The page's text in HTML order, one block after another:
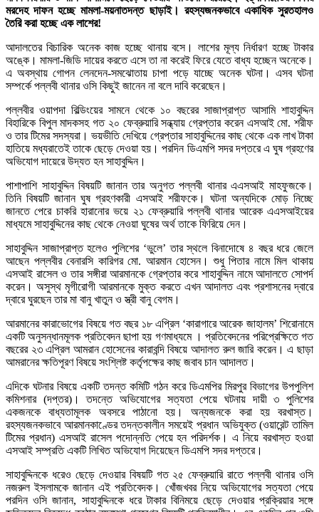
মরদেহ দাফন হচ্ছে মামলা-ময়নাতদন্ত ছাড়াই। রহস্যজনকভাবে একাধিক সুরতহালও
তৈরি করা হচ্ছে এক লাশের!
আদালতের বিচারিক অনেক কাজ হচ্ছে থানায় বসে। লাশের মূল্য নির্ধারণ হচ্ছে টাকার
অঙ্কে। মামলা-জিডি দায়ের করতে এসে তা না করেই ফিরে যেতে বাধ্য হচ্ছেন অনেকে।
এ অবস্থায় গোপন লেনদেন-সমঝোতায় চাপা পড়ে যাচ্ছে অনেক ঘটনা। এসব ঘটনা
সম্পর্কে পল্লবী থানার ওসি কিছুই জানেন না বলে দাবি করেছেন।
পল্লবীর ওয়াপদা বিল্ডিংয়ের সামনে থেকে ১০ বছরের সাজাপ্রাপ্ত আসামি শাহাবুদ্দিন
বিহারিকে বিপুল মাদকসহ গত ২০ ফেব্রুয়ারি সন্ধ্যায় গ্রেপ্তার করেন এসআই মো. শরীফ
ও তার টিমের সদস্যরা। ভয়ভীতি দেখিয়ে গ্রেপ্তার সাহাবুদ্দিনের কাছ থেকে এক লাখ টাকা
হাতিয়ে মধ্যরাতেই তাকে ছেড়ে দেওয়া হয়। পরদিন ডিএমপি সদর দপ্তরে এ ঘুষ গ্রহণের
অভিযোগ দায়েরে উদ্যত হন সাহাবুদ্দিন।
পাশাপাশি সাহাবুদ্দিন বিষয়টি জানান তার অনুগত পল্লবী থানার এএসআই মাহফুজকে।
তিনি বিষয়টি জানান ঘুষ গ্রহণকারী এসআই শরীফকে। ঘটনা অন্যদিকে মোড় নিচ্ছে
জানতে পেরে চাকরি হারানোর ভয়ে ২১ ফেব্রুয়ারি পল্লবী থানার আরেক এএসআইয়ের
মাধ্যমে সাহাবুদ্দিনের কাছ থেকে নেওয়া ঘুষের অর্থ তাকে ফিরিয়ে দেন।
সাহাবুদ্দিন সাজাপ্রাপ্ত হলেও পুলিশের ‘ভুলে’ তার স্থলে বিনাদোষে ৪ বছর ধরে জেলে
আছেন পল্লবীর বেনারসি কারিগর মো. আরমান হোসেন। শুধু পিতার নামে মিল থাকায়
এসআই রাসেল ও তার সঙ্গীরা আরমানকে গ্রেপ্তার করে শাহাবুদ্দিন নামে আদালতে সোপর্দ
করেন। অসুস্থ মৃগীরোগী আরমানকে মুক্ত করতে এখন আদালত এবং প্রশাসনের দ্বারে
দ্বারে ঘুরছেন তার মা বানু খাতুন ও স্ত্রী বানু বেগম।
আরমানের কারাভোগের বিষয়ে গত বছর ১৮ এপ্রিল ‘কারাগারে আরেক জাহালম’ শিরোনামে
একটি অনুসন্ধানমূলক প্রতিবেদন ছাপা হয় গণমাধ্যমে । প্রতিবেদনের পরিপ্রেক্ষিতে গত
বছরের ২৩ এপ্রিল আমরান হোসেনের কারাবন্দি বিষয়ে আদালত রুল জারি করেন। এ ছাড়া
আমরানের ক্ষতিপূরণ বিষয়ে সংশ্লিষ্ট কর্তৃপক্ষের কাছ জবাব চান আদালত।
এদিকে ঘটনার বিষয়ে একটি তদন্ত কমিটি গঠন করে ডিএমপির মিরপুর বিভাগের উপপুলিশ
কমিশনার (দপ্তর)। তদন্তে অভিযোগের সত্যতা পেয়ে ঘটনায় দায়ী ৩ পুলিশের
একজনকে বাধ্যতামূলক অবসরে পাঠানো হয়। অন্যজনকে করা হয় বরখাস্ত।
রহস্যজনকভাবে আরমানকাণ্ডের তদন্তকালীন সময়েই প্রধান অভিযুক্ত (ওয়ারেন্ট তামিল
টিমের প্রধান) এসআই রাসেল পদোন্নতি পেয়ে হন পরিদর্শক। এ নিয়ে বরখাস্ত হওয়া
এসআই সম্প্রতি একটি লিখিত অভিযোগ দিয়েছেন ডিএমপি সদর দপ্তরে।
সাহাবুদ্দিনকে ধরেও ছেড়ে দেওয়ার বিষয়টি গত ২৫ ফেব্রুয়ারি রাতে পল্লবী থানার ওসি
নজরুল ইসলামকে জানান এই প্রতিবেদক। খোঁজখবর নিয়ে অভিযোগের সত্যতা পেয়ে
পরদিন ওসি জানান, সাহাবুদ্দিনকে ধরে টাকার বিনিময়ে ছেড়ে দেওয়ার প্রক্রিয়ার সঙ্গে